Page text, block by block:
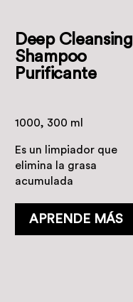
Deep Cleansing
Shampoo
Purificante
1000, 300 ml
Es un limpiador que
elimina la grasa
acumulada
APRENDE MÁS